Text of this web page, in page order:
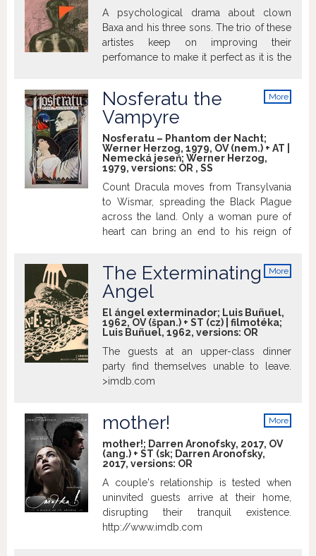
towards being an actual musical.
>filmovyprehled.cz
A psychological drama about clown
Baxa and his three sons. The trio of these
artistes keep on improving their
perfomance to make it perfect as it is the
the younger of the sons, Vojto, is injured
and so their number falls apart.This
misfortune also means the end of the
trio, no matter how hard the father tries to
keep it together.Vojto helps the unhappy
situation by finding his own way of
carrying on.
More
Nosferatu the
Vampyre
Nosferatu – Phantom der Nacht;
Werner Herzog, 1979, OV (nem.) + AT |
Nemecká jeseň; Werner Herzog,
1979, versions: OR , SS
Count Dracula moves from Transylvania
to Wismar, spreading the Black Plague
across the land. Only a woman pure of
heart can bring an end to his reign of
More
The Exterminating
Angel
El ángel exterminador; Luis Buñuel,
1962, OV (špan.) + ST (cz) | filmotéka;
Luis Buñuel, 1962, versions: OR
The guests at an upper-class dinner
party find themselves unable to leave.
>imdb.com
More
mother!
mother!; Darren Aronofsky, 2017, OV
(ang.) + ST (sk; Darren Aronofsky,
2017, versions: OR
A couple's relationship is tested when
uninvited guests arrive at their home,
disrupting their tranquil existence.
http://www.imdb.com